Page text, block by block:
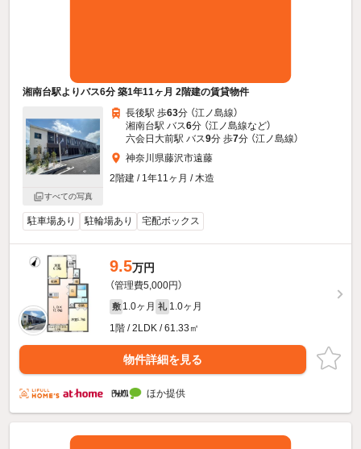
湘南台駅よりバス6分 築1年11ヶ月 2階建の賃貸物件
すべての写真
長後駅 歩63分 （江ノ島線）
湘南台駅 バス6分 （江ノ島線など）
六会日大前駅 バス9分 歩7分 （江ノ島線）
神奈川県藤沢市遠藤
2階建 / 1年11ヶ月 / 木造
駐車場あり 駐輪場あり 宅配ボックス
9.5万円
（管理費5,000円）
敷 1.0ヶ月 礼 1.0ヶ月
1階 / 2LDK / 61.33㎡
物件詳細を見る
ほか提供